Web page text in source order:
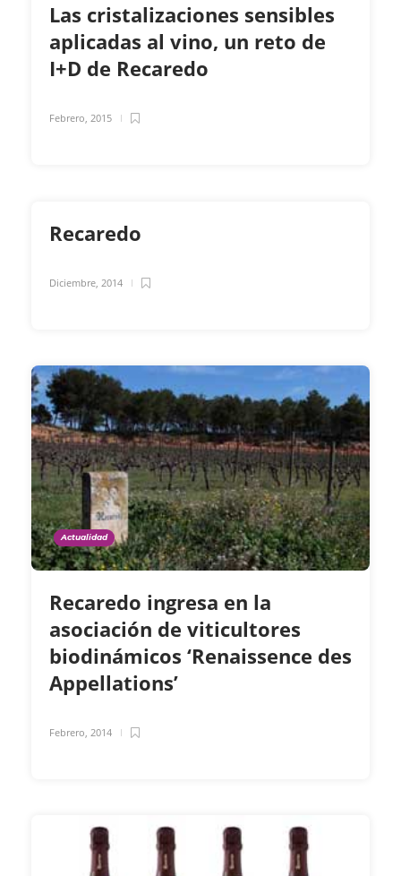
Las cristalizaciones sensibles
aplicadas al vino, un reto de
I+D de Recaredo
Febrero, 2015
Recaredo
Diciembre, 2014
Actualidad
Recaredo ingresa en la
asociación de viticultores
biodinámicos ‘Renaissence des
Appellations’
Febrero, 2014